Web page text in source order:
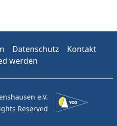
Datenschutz
Kontakt
werden
e.V.
Reserved